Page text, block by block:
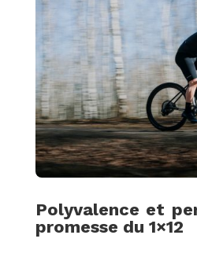
Polyvalence et
promesse du 1×12